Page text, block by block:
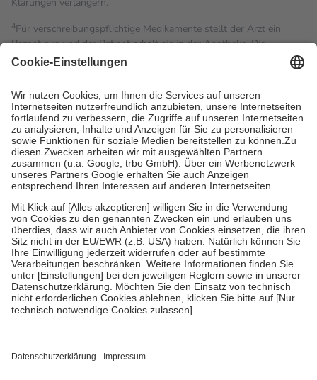
4Für verschreibungspflichtige Medikamente stellt der Arzt ein
Rezept aus und der Patient erhält sie in der Apotheke. Die
gesetzliche Krankenversicherung übernimmt in der Regel die
Kosten dafür, der Versicherte trägt einen Teil davon als Zuzahlung
mit.
Grundsätzlich leisten Mitglieder Zuzahlungen in Höhe von zehn
Prozent des Abgabepreises,mindestensjedochfünf Euround
höchstens zehn Euro.Es sind jedoch nie mehr als die
tatsächlichen Kosten der Leistung zu entrichten.
Diese Regeln gelten grundsätzlich auch für Online-Apotheken.
Bei Heilmitteln und häuslicher Krankenpflege beträgt die
Zuzahlung zehn Prozent der Kosten sowie zehn Euro je
Verordnung.
Um das Engagement der Versicherten für ihre eigene Gesundheit
zu stärken und die besondere Stellung der Familie zu unterstützen,
fallenkeine Zuzahlungen an bei:
• Kindern und Jugendlichen bis zum vollendeten 18. Lebensjahr
mit Ausnahme der Fahrkosten
• Untersuchungen zur Vorsorge und Früherkennung, die von der
GKV getragen werden